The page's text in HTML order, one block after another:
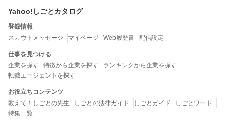
Yahoo!しごとカタログ
登録情報
スカウトメッセージ
マイページ Web履歴書 配信設定
仕事を見つける
企業を探す
特徴から企業を探す
ランキングから企業を探す
転職エージェントを探す
お役立ちコンテンツ
教えて！しごとの先生
しごとの法律ガイド しごとガイド
しごとワード
特集一覧